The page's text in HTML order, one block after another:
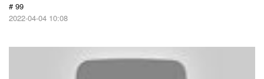
# 99
2022-04-04 10:08